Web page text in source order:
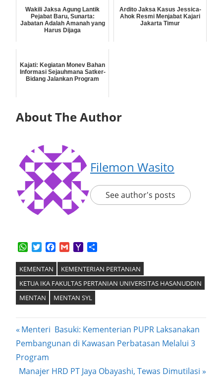
Wakili Jaksa Agung Lantik
Pejabat Baru, Sunarta:
Jabatan Adalah Amanah yang
Harus Dijaga
Ardito Jaksa Kasus Jessica-
Ahok Resmi Menjabat Kajari
Jakarta Timur
Kajati: Kegiatan Monev Bahan
Informasi Sejauhmana Satker-
Bidang Jalankan Program
About The Author
Filemon Wasito
See author's posts
WhatsApp
TwitterFacebook
GmailYahoo
KEMENTAN
KEMENTERIAN PERTANIAN
KETUA IKA FAKULTAS PERTANIAN UNIVERSITAS HASANUDDIN
MENTAN
MENTAN SYL
Post
navigation
Previous
Post:
Menteri Basuki: Kementerian PUPR Laksanakan
Pembangunan di Kawasan Perbatasan Melalui 3
Program
Next
Manajer HRD PT Jaya Obayashi, Tewas Dimutilasi